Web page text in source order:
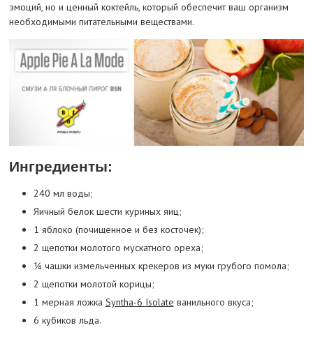
эмоций, но и ценный коктейль, который обеспечит ваш организм
необходимыми питательными веществами.
Ингредиенты:
240 мл воды;
Яичный белок шести куриных яиц;
1 яблоко (почищенное и без косточек);
2 щепотки молотого мускатного ореха;
¼ чашки измельченных крекеров из муки грубого помола;
2 щепотки молотой корицы;
1 мерная ложка Syntha-6 Isolate ванильного вкуса;
6 кубиков льда.